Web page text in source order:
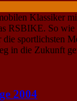
Klassiker
RSBIKE. So wie
sportlichsten
in die Zukunft
2004